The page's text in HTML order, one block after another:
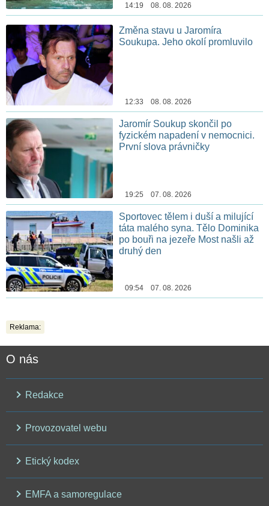
14:19 08. 08. 2026
Změna stavu u Jaromíra
Soukupa. Jeho okolí promluvilo
12:33 08. 08. 2026
Jaromír Soukup skončil po
fyzickém napadení v nemocnici.
První slova právničky
19:25 07. 08. 2026
Sportovec tělem i duší a milující
táta malého syna. Tělo Dominika
po bouři na jezeře Most našli až
druhý den
09:54 07. 08. 2026
Reklama:
O nás
Redakce
Provozovatel webu
Etický kodex
EMFA a samoregulace